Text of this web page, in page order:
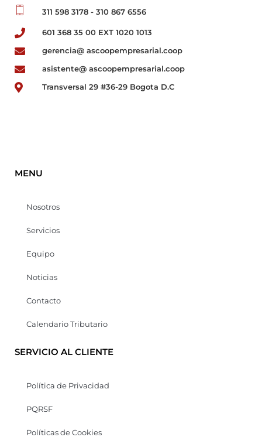
311 598 3178 - 310 867 6556
601 368 35 00 EXT 1020 1013
gerencia@ ascoopempresarial.coop
asistente@ ascoopempresarial.coop
Transversal 29 #36-29 Bogota D.C
MENU
Nosotros
Servicios
Equipo
Noticias
Contacto
Calendario Tributario
SERVICIO AL CLIENTE
Política de Privacidad
PQRSF
Políticas de Cookies